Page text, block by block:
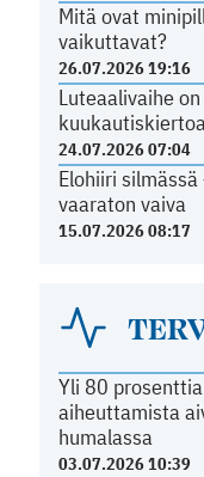
Mitä ovat
vaikuttavat?
26.07.2026 19:16
Luteaalivaihe
24.07.2026 07:04
Elohiiri
vaaraton vaiva
15.07.2026 08:17
Yli 80
aiheuttamista
humalassa
03.07.2026 10:39